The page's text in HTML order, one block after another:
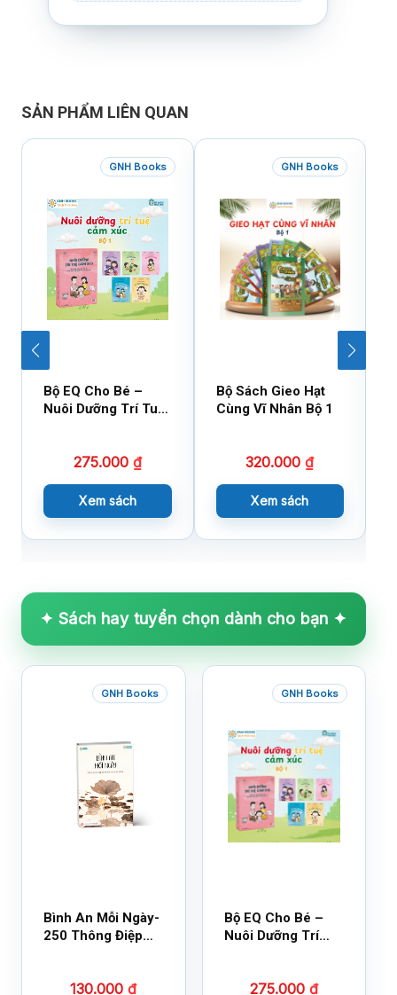
SẢN PHẨM LIÊN QUAN
GNH Books
Bộ EQ Cho Bé –
Nuôi Dưỡng Trí Tuệ
275.000 ₫
Xem sách
GNH Books
Bộ Sách Gieo Hạt
Cùng Vĩ Nhân Bộ 1
320.000₫
Xem sách
✦ Sách hay tuyển chọn dành cho bạn ✦
GNH Books
Bình An Mỗi Ngày-
250 Thông Điệp
130.000₫
GNH Books
Bộ EQ Cho Bé –
Nuôi Dưỡng Trí
275.000 ₫